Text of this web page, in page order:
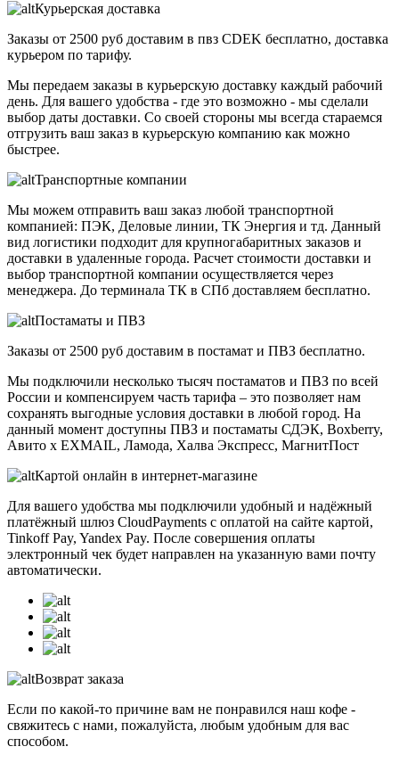
Курьерская доставка
Заказы от 2500 руб доставим в пвз CDEK бесплатно, доставка
курьером по тарифу.
Мы передаем заказы в курьерскую доставку каждый рабочий
день. Для вашего удобства - где это возможно - мы сделали
выбор даты доставки. Со своей стороны мы всегда стараемся
отгрузить ваш заказ в курьерскую компанию как можно
быстрее.
Транспортные компании
Мы можем отправить ваш заказ любой транспортной
компанией: ПЭК, Деловые линии, ТК Энергия и тд. Данный
вид логистики подходит для крупногабаритных заказов и
доставки в удаленные города. Расчет стоимости доставки и
выбор транспортной компании осуществляется через
менеджера. До терминала ТК в СПб доставляем бесплатно.
Постаматы и ПВЗ
Заказы от 2500 руб доставим в постамат и ПВЗ бесплатно.
Мы подключили несколько тысяч постаматов и ПВЗ по всей
России и компенсируем часть тарифа – это позволяет нам
сохранять выгодные условия доставки в любой город. На
данный момент доступны ПВЗ и постаматы СДЭК, Boxberry,
Авито x EXMAIL, Ламода, Халва Экспресс, МагнитПост
Картой онлайн в интернет-магазине
Для вашего удобства мы подключили удобный и надёжный
платёжный шлюз CloudPayments с оплатой на сайте картой,
Tinkoff Pay, Yandex Pay. После совершения оплаты
электронный чек будет направлен на указанную вами почту
автоматически.
Возврат заказа
Если по какой-то причине вам не понравился наш кофе -
свяжитесь с нами, пожалуйста, любым удобным для вас
способом.